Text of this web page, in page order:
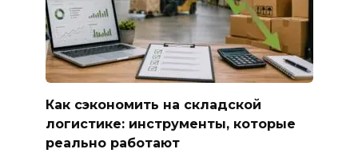
Как сэкономить на складской
логистике: инструменты, которые
реально работают